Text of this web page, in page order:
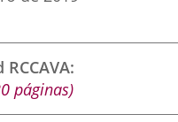
externa.externa.
páginas)